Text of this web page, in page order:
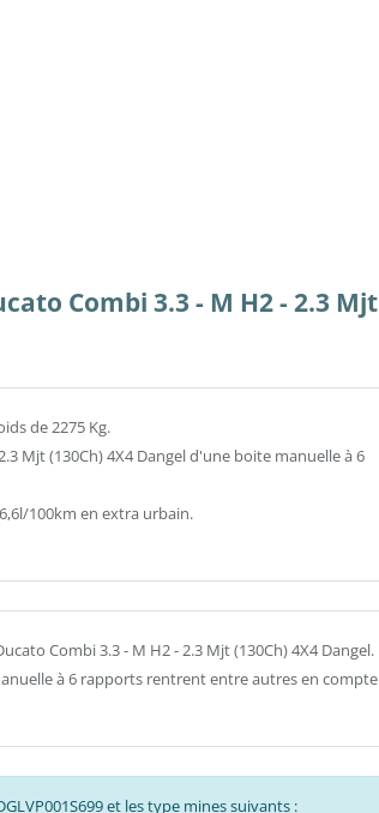
Combi 3.3 - M H2 - 2.3 Mjt
de 2275 Kg.
Mjt (130Ch) 4X4 Dangel d'une boite manuelle à 6
100km en extra urbain.
Combi 3.3 - M H2 - 2.3 Mjt (130Ch) 4X4 Dangel.
à 6 rapports rentrent entre autres en compte
et les type mines suivants :